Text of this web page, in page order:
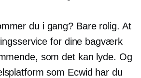
du i gang? Bare rolig. At
for dine bagværk
som det kan lyde. Og
som Ecwid har du